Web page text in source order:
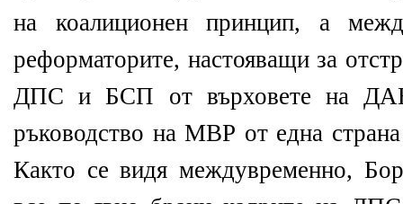
на коалиционен принцип, а
реформаторите, настояващи за
ДПС и БСП от върховете на
ръководство на МВР от една
Както се видя междувременно,